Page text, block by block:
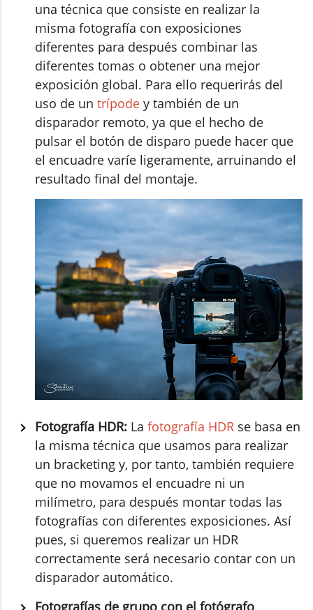
una técnica que consiste en realizar la
misma fotografía con exposiciones
diferentes para después combinar las
diferentes tomas o obtener una mejor
exposición global. Para ello requerirás del
uso de un trípode y también de un
disparador remoto, ya que el hecho de
pulsar el botón de disparo puede hacer que
el encuadre varíe ligeramente, arruinando el
resultado final del montaje.
Fotografía HDR: La fotografía HDR se basa en
la misma técnica que usamos para realizar
un bracketing y, por tanto, también requiere
que no movamos el encuadre ni un
milímetro, para después montar todas las
fotografías con diferentes exposiciones. Así
pues, si queremos realizar un HDR
correctamente será necesario contar con un
disparador automático.
Fotografías de grupo con el fotógrafo